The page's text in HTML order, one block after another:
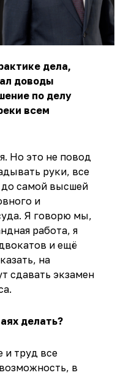
дела,
доводы
по делу
всем
Но это не повод
руки, все
самой высшей
и
Я говорю мы,
работа, я
и ещё
на
сдавать экзамен
делать?
и труд все
в